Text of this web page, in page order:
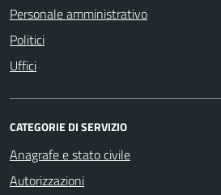
Personale amministrativo
Politici
Uffici
CATEGORIE DI SERVIZIO
Anagrafe e stato civile
Autorizzazioni